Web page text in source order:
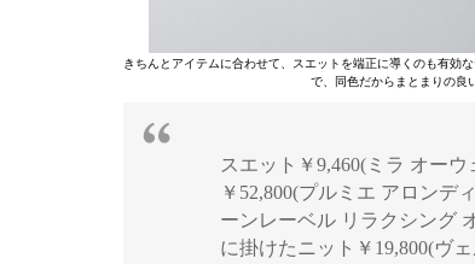
きちんとアイテムに合わせて、スエットを端正に導くのも有効
で、同色だからまとまりの良
スエット￥9,460(ミラ オー
￥52,800(プルミエ アロン
ーンレーベル リラクシング
に掛けたニット￥19,800(ヴ